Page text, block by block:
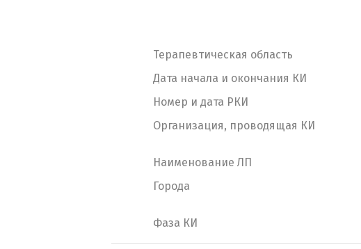
Терапевтическая область
Дата начала и окончания КИ
Номер и дата РКИ
Организация, проводящая КИ
Наименование ЛП
Города
Фаза КИ